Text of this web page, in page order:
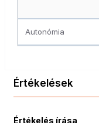
Autonómia
Értékelések
Értékelés írása